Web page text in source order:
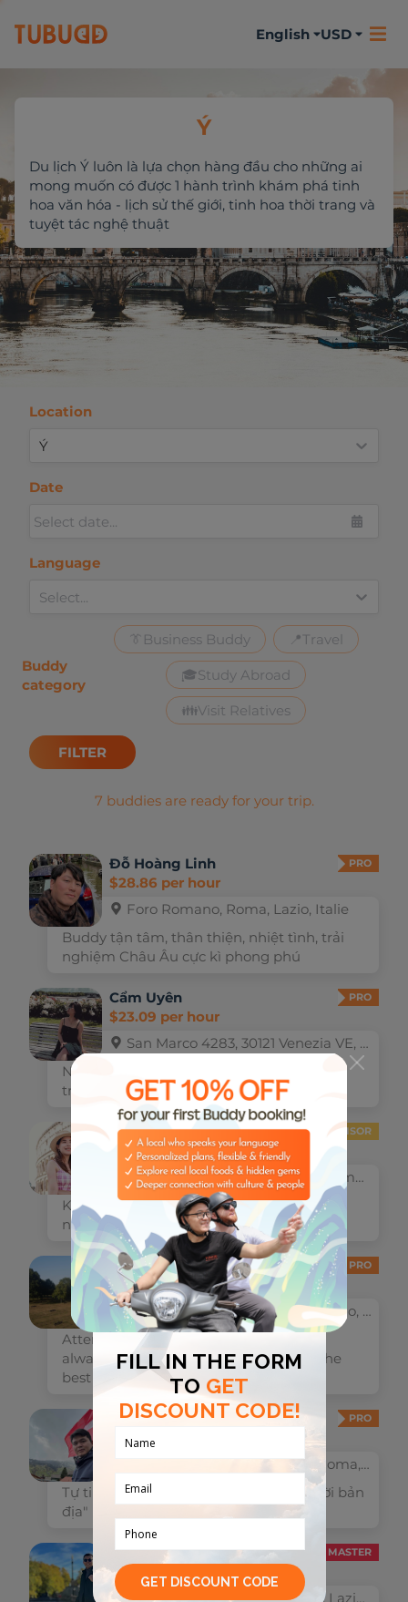
English USD
Ý
Du lịch Ý luôn là lựa chọn hàng đầu cho những ai
mong muốn có được 1 hành trình khám phá tinh
hoa văn hóa - lịch sử thế giới, tinh hoa thời trang và
tuyệt tác nghệ thuật
Location
Ý
Date
Select date...
Language
Select...
Buddy
category
👔 Business Buddy 📍 Travel
🎓Study Abroad
👪Visit Relatives
FILTER
7 buddies are ready for your trip.
Đỗ Hoàng Linh PRO
$28.86 per hour
Foro Romano, Roma, Lazio, Italie
Buddy tận tâm, thân thiện, nhiệt tình, trải
nghiệm Châu Âu cực kì phong phú
Cẩm Uyên PRO
$23.09 per hour
San Marco 4283, 30121 Venezia VE, Italie
Nữ local guide kiêm Host Homestay trẻ
trung, nhiệt tình, năng động ở Ý
Julia Võ ADVISOR
$28.86 per hour
Via del Seminario, 105, 00186 Roma RM, Italie
Khám phá Rome cùng Nữ Buddy 9x tốt
nghiệp Thạc sĩ Quản lí Du lịch châu Âu
Sarah/Ha PRO
$28.86 per hour
Via degli Olimpionici, Roma, Lazio, Italie
Attentive, dedicated, enthusiastic and
always ready to support customers to the
best of our ability
Phạm Tuấn Dũng PRO
$28.86 per hour
Largo Settimio Passamonti, Roma, Lazio, Italie
Tự tin cùng bạn "du lịch theo kiểu người bản
địa"
Mitter Linh MASTER
$40.40 per hour
Via del Forte Ostiense, Roma, Lazio, Italie